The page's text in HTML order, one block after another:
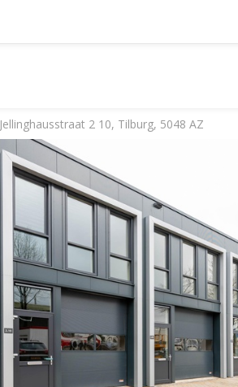
Jellinghausstraat 2 10, Tilburg, 5048 AZ